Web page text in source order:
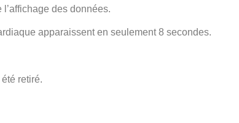
l’affichage des données.
apparaissent en seulement 8 secondes.
retiré.